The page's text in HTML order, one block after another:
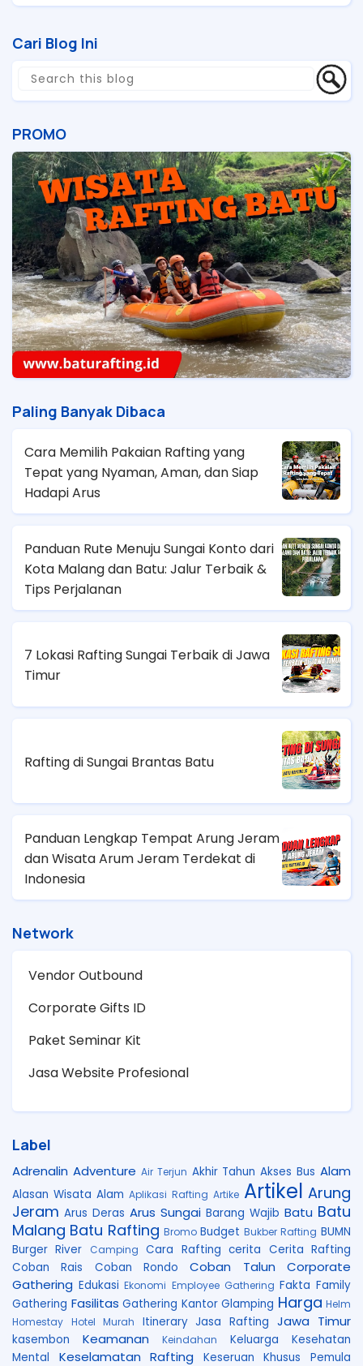
Cari Blog Ini
PROMO
Paling Banyak Dibaca
Cara Memilih Pakaian Rafting yang
Tepat yang Nyaman, Aman, dan Siap
Hadapi Arus
Panduan Rute Menuju Sungai Konto dari
Kota Malang dan Batu: Jalur Terbaik &
Tips Perjalanan
7 Lokasi Rafting Sungai Terbaik di Jawa
Timur
Rafting di Sungai Brantas Batu
Panduan Lengkap Tempat Arung Jeram
dan Wisata Arum Jeram Terdekat di
Indonesia
Network
Vendor Outbound
Corporate Gifts ID
Paket Seminar Kit
Jasa Website Profesional
Label
Adrenalin Adventure Air Terjun Akhir Tahun Akses Bus Alam
Alasan Wisata Alam Aplikasi Rafting Artike Artikel Arung
Jeram Arus Deras Arus Sungai Barang Wajib Batu Batu
Malang Batu Rafting Bromo Budget Bukber Rafting BUMN
Burger River
Camping Cara Rafting cerita Cerita Rafting
Coban Rais
Coban Rondo Coban Talun
Corporate
Gathering Edukasi Ekonomi Employee Gathering Fakta Family
Gathering Fasilitas Gathering Kantor Glamping Harga Helm
Homestay Hotel Murah Itinerary Jasa Rafting Jawa Timur
kasembon Keamanan Keindahan Keluarga
Kesehatan
Mental
Keselamatan Rafting Keseruan
Khusus Pemula